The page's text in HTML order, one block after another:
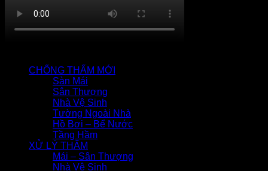
CHỐNG THẤM MỚI
Sàn Mái
Sân Thượng
Nhà Vệ Sinh
Tường Ngoài Nhà
Hồ Bơi – Bể Nước
Tầng Hầm
XỬ LÝ THẤM
Mái – Sân Thượng
Nhà Vệ Sinh